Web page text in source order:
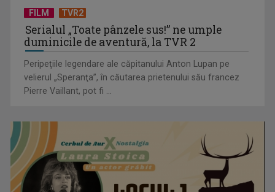
Visul începe la „Vedeta Familiei”! Au început înscrierile
pentru sezonul 9
Octavian Cotescu, în rolul maiorului Vigu, pus să rezolve
FILM TVR2
Serialul „Toate pânzele sus!” ne umple
duminicile de aventură, la TVR 2
Peripeţiile legendare ale căpitanului Anton Lupan pe
velierul „Speranţa”, în căutarea prietenului său francez
Pierre Vaillant, pot fi ...